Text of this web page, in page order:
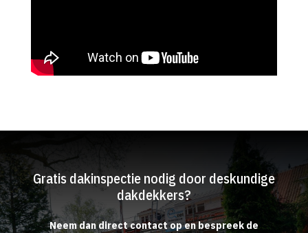
Gratis dakinspectie nodig door deskundige
dakdekkers?
Neem dan direct contact op en bespreek de